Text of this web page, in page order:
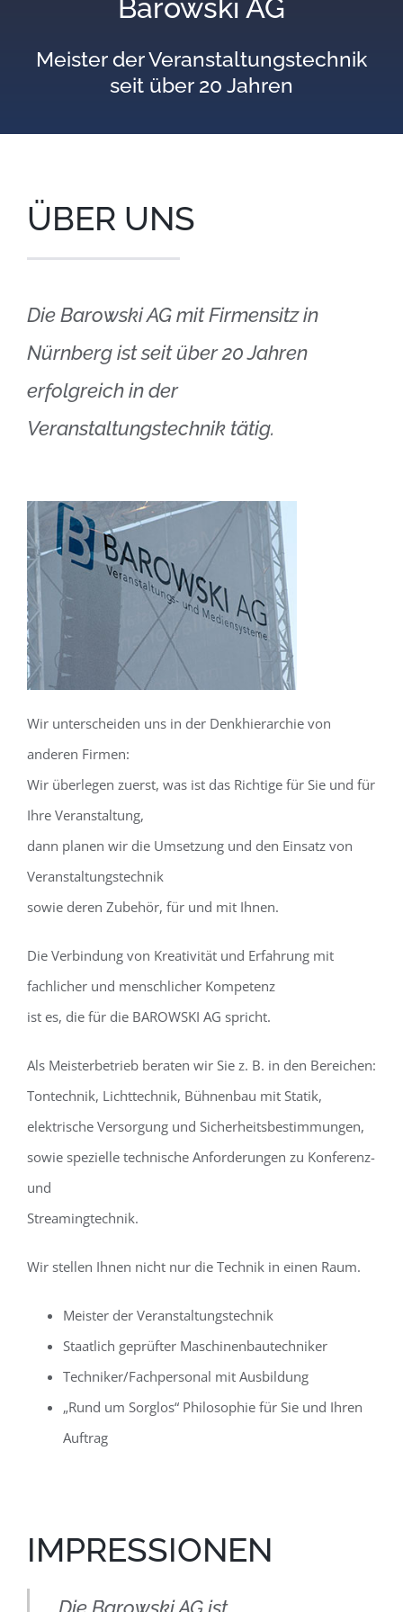
Barowski AG
Meister der Veranstaltungstechnik
seit über 20 Jahren
ÜBER UNS
Die Barowski AG mit Firmensitz in
Nürnberg ist seit über 20 Jahren
erfolgreich in der
Veranstaltungstechnik tätig.
Wir unterscheiden uns in der Denkhierarchie von
anderen Firmen:
Wir überlegen zuerst, was ist das Richtige für Sie und für
Ihre Veranstaltung,
dann planen wir die Umsetzung und den Einsatz von
Veranstaltungstechnik
sowie deren Zubehör, für und mit Ihnen.
Die Verbindung von Kreativität und Erfahrung mit
fachlicher und menschlicher Kompetenz
ist es, die für die BAROWSKI AG spricht.
Als Meisterbetrieb beraten wir Sie z. B. in den Bereichen:
Tontechnik, Lichttechnik, Bühnenbau mit Statik,
elektrische Versorgung und Sicherheitsbestimmungen,
sowie spezielle technische Anforderungen zu Konferenz-
und
Streamingtechnik.
Wir stellen Ihnen nicht nur die Technik in einen Raum.
Meister der Veranstaltungstechnik
Staatlich geprüfter Maschinenbautechniker
Techniker/Fachpersonal mit Ausbildung
„Rund um Sorglos“ Philosophie für Sie und Ihren
Auftrag
IMPRESSIONEN